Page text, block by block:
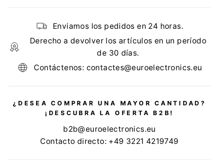
Enviamos los pedidos en 24 horas.
Derecho a devolver los artículos en un período
de 30 días.
Contáctenos: contactes@euroelectronics.eu
¿DESEA COMPRAR UNA MAYOR CANTIDAD?
¡DESCUBRA LA OFERTA B2B!
b2b@euroelectronics.eu
Contacto directo: +49 3221 4219749